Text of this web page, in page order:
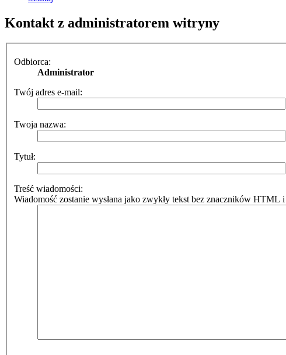
Kontakt z administratorem witryny
Odbiorca:
Administrator
Twój adres e-mail:
Twoja nazwa:
Tytuł:
Treść wiadomości:
Wiadomość zostanie wysłana jako zwykły tekst bez znaczników